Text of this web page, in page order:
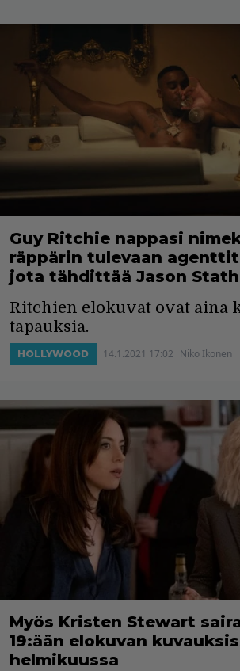
Guy Ritchie nappasi
räppärin tulevaan
jota tähdittää Jason
Ritchien elokuvat ovat aina
tapauksia.
HOLLYWOOD 14.1.2021 17:02 Niko Ikonen
Myös Kristen Stewart
19:ään elokuvan
helmikuussa